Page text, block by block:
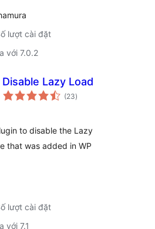
lượt cài đặt
với 7.0.2
Disable Lazy Load
(23tổng
đánh
)
to disable the Lazy
that was added in WP
lượt cài đặt
với 7.1